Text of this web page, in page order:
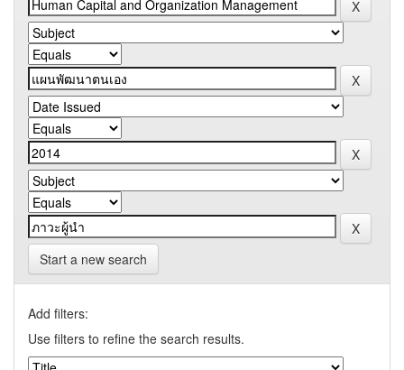
Start a new search
Add filters:
Use filters to refine the search results.